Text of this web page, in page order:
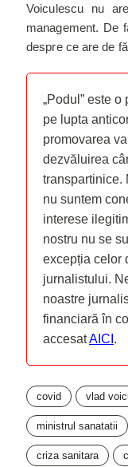
Voiculescu nu
management. De
despre ce are de
„Podul” este
pe lupta
promovarea
dezvăluirea
transpartinice.
nu suntem
interese
nostru nu se
excepția celor
jurnalistului.
noastre
financiară în
accesatAICI .
covid vlad
ministrul sanatatii
criza sanitara